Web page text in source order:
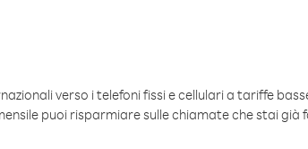
verso i telefoni fissi e cellulari a tariffe
puoi risparmiare sulle chiamate che stai già